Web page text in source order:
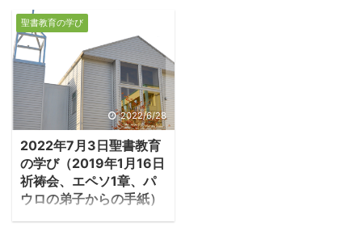
リストとなられた」。彼
らはイエスの受肉を否定
し、神の霊がバプテスマ
の時に一時的にイエスに
宿ったと考え、またキリ
ストの受難も否定し、
「イエスが十字架にかけ
られた時に、神の霊はイ
エスから出て行った」と
主張する。 ...
1.エズラの帰還旅行の
次第 ・エズラは前458
年にユダに帰国した。エ
ズラはバビロンに残った
捕囚民の子孫で、祭司の
家系であり、律法の教師
であった。捕囚時代、ユ
ダの民は民族の同一性を
保つために古代からの伝
承をトーラー（モーセ5
書）として編集し、バビ
聖書教育の学び
2022/6/28
2022年7月3日聖書教育
の学び（2019年1月16日
祈祷会、エペソ1章、パ
ウロの弟子からの手紙）
１．キリストにある選